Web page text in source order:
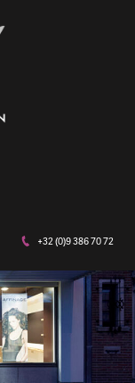
+32 (0)9 386 70 72